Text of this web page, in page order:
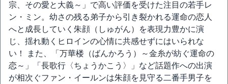
宗、その愛と大義～」で高い評価を受けた注目の若手レ
ン・ミン。幼さの残る弟子から引き裂かれる運命の恋人
へと成長していく朱顔（しゅがん）を表現力豊かに演
じ、揺れ動くヒロインの心情に共感せずにはいられな
い！ また、「万華楼（ばんかろう）～金糸が紡ぐ運命の
恋～」「長歌行〈ちょうかこう〉」など話題作への出演
が相次ぐファン・イールンは朱顔を見守る二番手男子を